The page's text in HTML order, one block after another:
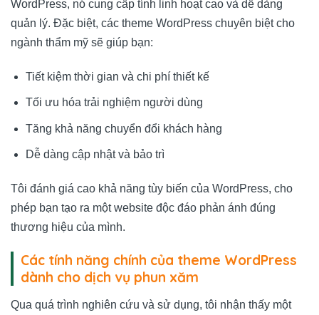
WordPress, nó cung cấp tính linh hoạt cao và dễ dàng
quản lý. Đặc biệt, các theme WordPress chuyên biệt cho
ngành thẩm mỹ sẽ giúp bạn:
Tiết kiệm thời gian và chi phí thiết kế
Tối ưu hóa trải nghiệm người dùng
Tăng khả năng chuyển đổi khách hàng
Dễ dàng cập nhật và bảo trì
Tôi đánh giá cao khả năng tùy biến của WordPress, cho
phép bạn tạo ra một website độc đáo phản ánh đúng
thương hiệu của mình.
Các tính năng chính của theme WordPress
dành cho dịch vụ phun xăm
Qua quá trình nghiên cứu và sử dụng, tôi nhận thấy một